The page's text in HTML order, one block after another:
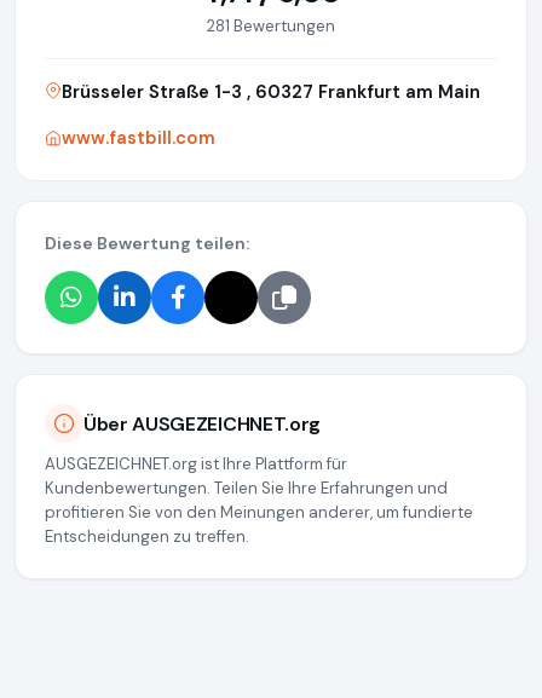
281 Bewertungen
Brüsseler Straße 1-3 , 60327 Frankfurt am Main
www.fastbill.com
Diese Bewertung teilen:
Über AUSGEZEICHNET.org
AUSGEZEICHNET.org ist Ihre Plattform für
Kundenbewertungen. Teilen Sie Ihre Erfahrungen und
profitieren Sie von den Meinungen anderer, um fundierte
Entscheidungen zu treffen.